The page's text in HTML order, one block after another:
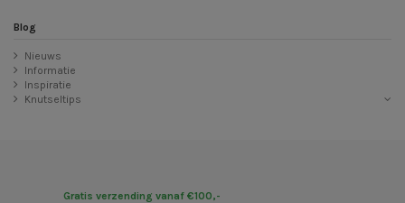
Blog
Nieuws
Informatie
Inspiratie
Knutseltips
Gratis verzending vanaf €100,-